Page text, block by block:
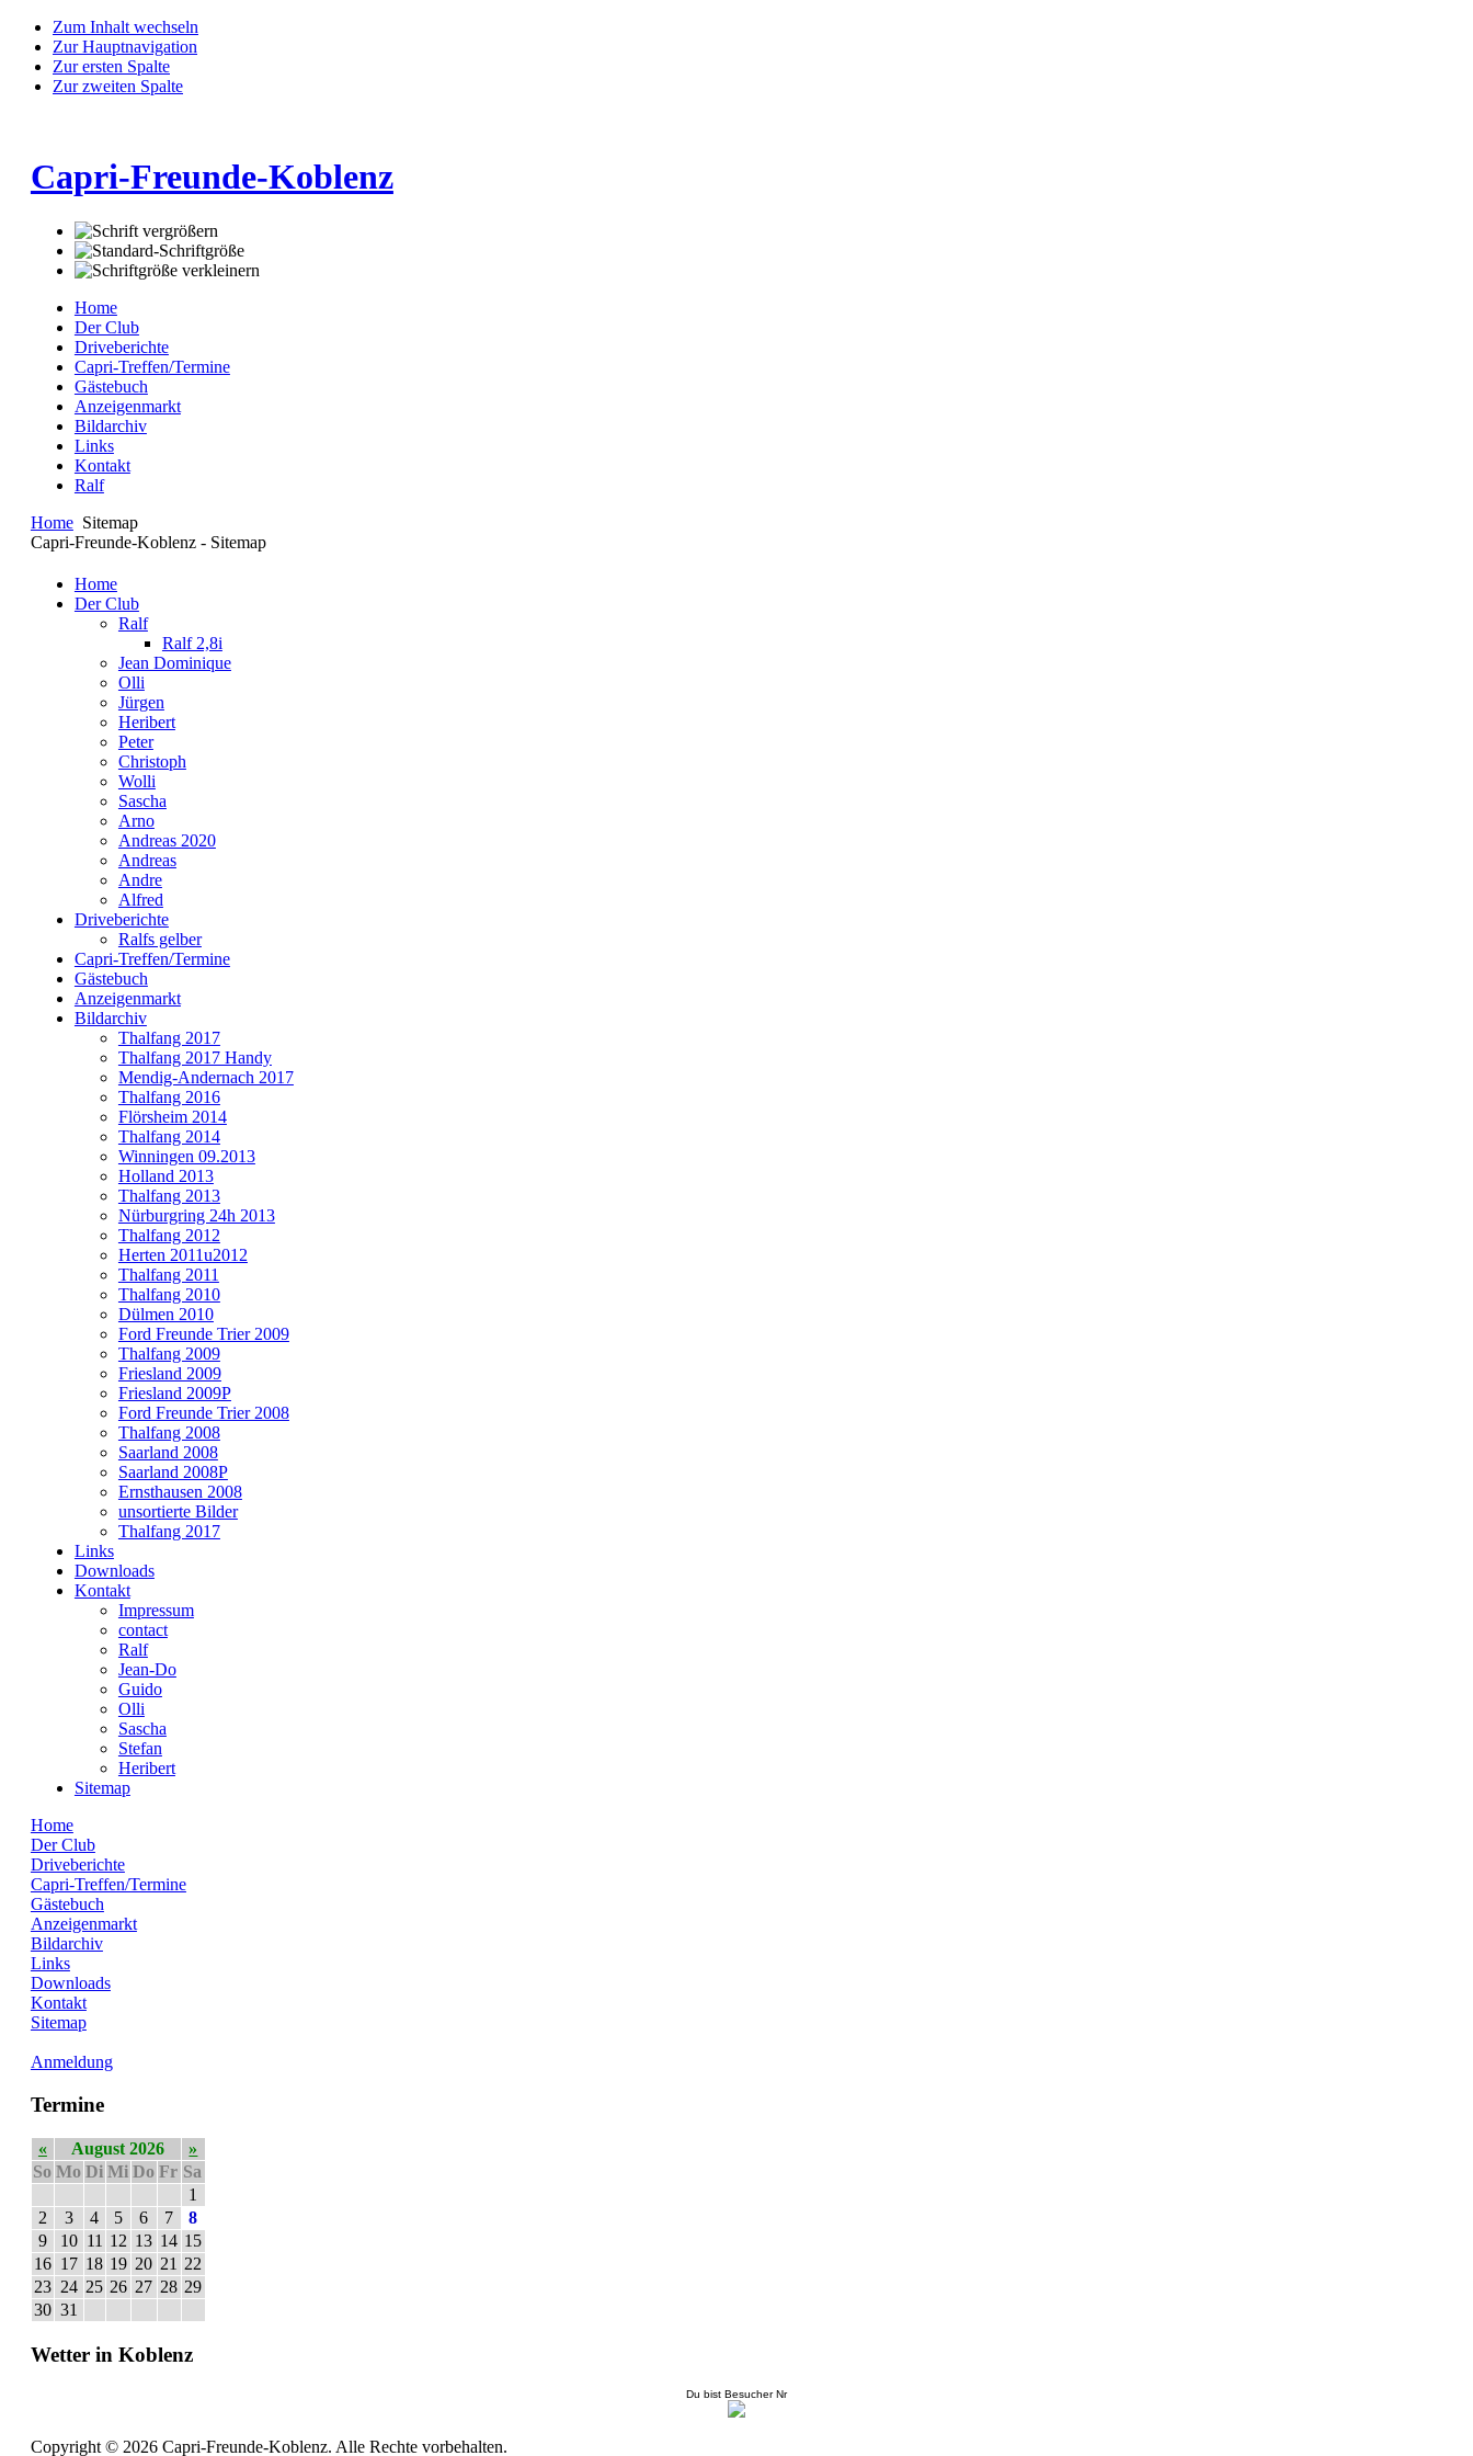
Zum Inhalt wechseln
Zur Hauptnavigation
Zur ersten Spalte
Zur zweiten Spalte
Capri-Freunde-Koblenz
Home
Der Club
Driveberichte
Capri-Treffen/Termine
Gästebuch
Anzeigenmarkt
Bildarchiv
Links
Kontakt
Ralf
Home Sitemap
Capri-Freunde-Koblenz - Sitemap
Home
Der Club
Ralf
Ralf 2,8i
Jean Dominique
Olli
Jürgen
Heribert
Peter
Christoph
Wolli
Sascha
Arno
Andreas 2020
Andreas
Andre
Alfred
Driveberichte
Ralfs gelber
Capri-Treffen/Termine
Gästebuch
Anzeigenmarkt
Bildarchiv
Thalfang 2017
Thalfang 2017 Handy
Mendig-Andernach 2017
Thalfang 2016
Flörsheim 2014
Thalfang 2014
Winningen 09.2013
Holland 2013
Thalfang 2013
Nürburgring 24h 2013
Thalfang 2012
Herten 2011u2012
Thalfang 2011
Thalfang 2010
Dülmen 2010
Ford Freunde Trier 2009
Thalfang 2009
Friesland 2009
Friesland 2009P
Ford Freunde Trier 2008
Thalfang 2008
Saarland 2008
Saarland 2008P
Ernsthausen 2008
unsortierte Bilder
Thalfang 2017
Links
Downloads
Kontakt
Impressum
contact
Ralf
Jean-Do
Guido
Olli
Sascha
Stefan
Heribert
Sitemap
Home
Der Club
Driveberichte
Capri-Treffen/Termine
Gästebuch
Anzeigenmarkt
Bildarchiv
Links
Downloads
Kontakt
Sitemap
Anmeldung
Termine
« August 2026
»
So Mo Di Mi Do Fr Sa
1
2
3 4 5 6 7
8
9
10 11 12 13 14 15
16 17 18 19 20 21 22
23 24 25 26 27 28 29
30 31
Wetter in Koblenz
Du bist Besucher Nr
Copyright © 2026 Capri-Freunde-Koblenz. Alle Rechte vorbehalten.